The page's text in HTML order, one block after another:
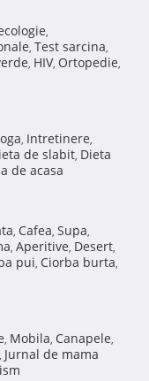
,
, Test sarcina,
, HIV, Ortopedie,
, Intretinere,
de slabit, Dieta
de acasa
, Cafea, Supa,
, Aperitive, Desert,
pui, Ciorba burta,
, Mobila, Canapele,
, Jurnal de mama